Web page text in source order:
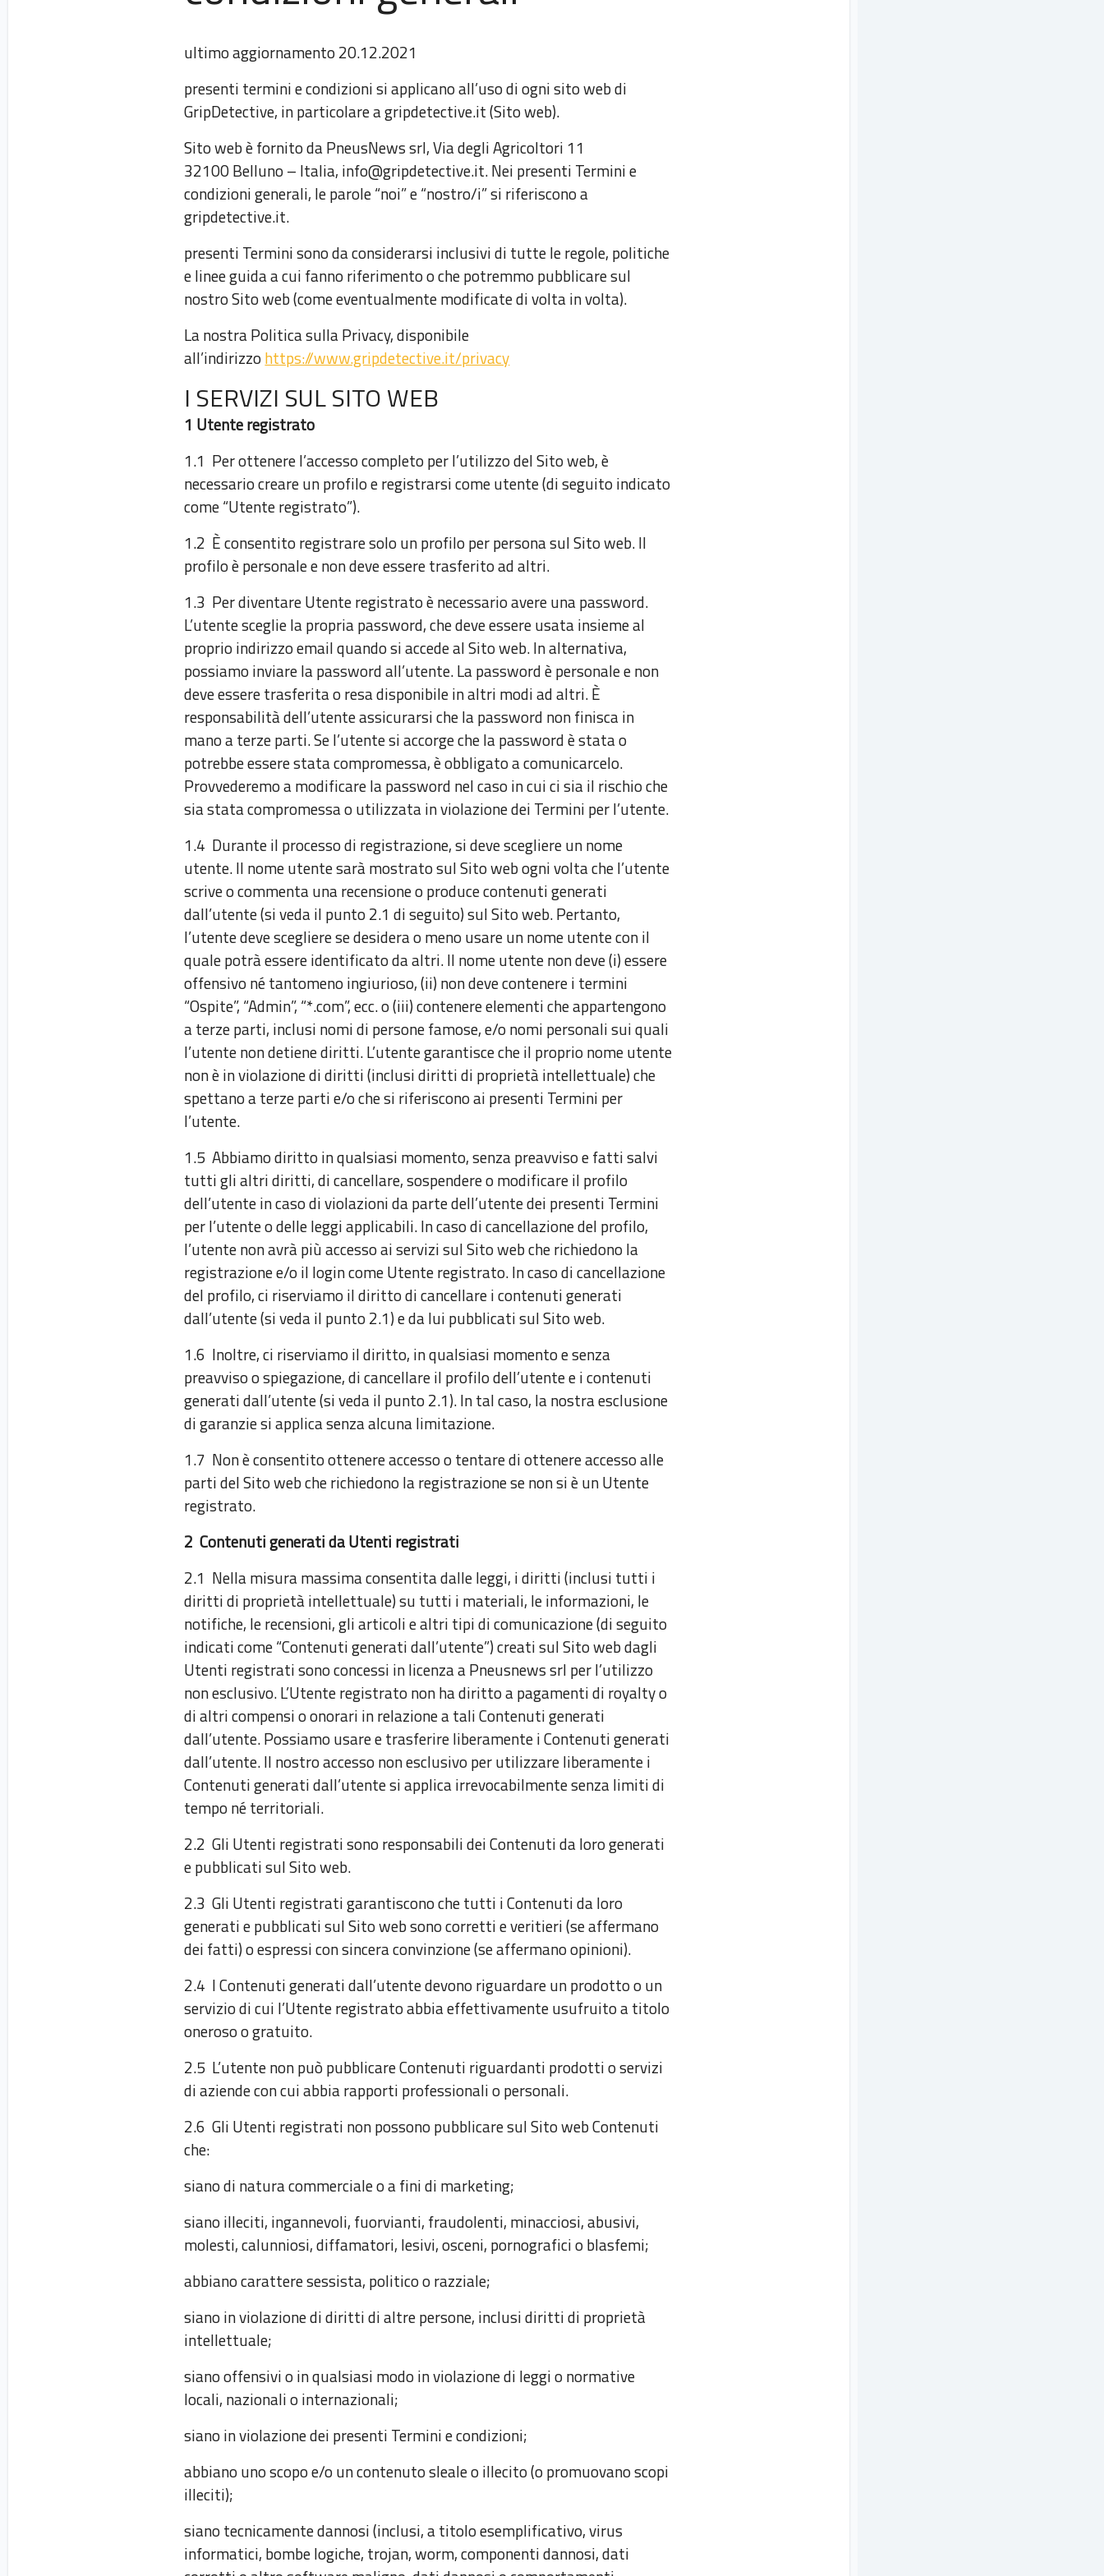
ultimo aggiornamento 20.12.2021
presenti termini e condizioni si applicano all’uso di ogni sito web di
GripDetective, in particolare a gripdetective.it (Sito web).
Sito web è fornito da PneusNews srl, Via degli Agricoltori 11
32100 Belluno – Italia, info@gripdetective.it. Nei presenti Termini e
condizioni generali, le parole “noi” e “nostro/i” si riferiscono a
gripdetective.it.
presenti Termini sono da considerarsi inclusivi di tutte le regole, politiche
e linee guida a cui fanno riferimento o che potremmo pubblicare sul
nostro Sito web (come eventualmente modificate di volta in volta).
La nostra Politica sulla Privacy, disponibile
all’indirizzohttps://www.gripdetective.it/privacy
I SERVIZI SUL SITO WEB
1 Utente registrato
1.1 Per ottenere l’accesso completo per l’utilizzo del Sito web, è
necessario creare un profilo e registrarsi come utente (di seguito indicato
come “Utente registrato”).
1.2 È consentito registrare solo un profilo per persona sul Sito web. Il
profilo è personale e non deve essere trasferito ad altri.
1.3 Per diventare Utente registrato è necessario avere una password.
L’utente sceglie la propria password, che deve essere usata insieme al
proprio indirizzo email quando si accede al Sito web. In alternativa,
possiamo inviare la password all’utente. La password è personale e non
deve essere trasferita o resa disponibile in altri modi ad altri. È
responsabilità dell’utente assicurarsi che la password non finisca in
mano a terze parti. Se l’utente si accorge che la password è stata o
potrebbe essere stata compromessa, è obbligato a comunicarcelo.
Provvederemo a modificare la password nel caso in cui ci sia il rischio che
sia stata compromessa o utilizzata in violazione dei Termini per l’utente.
1.4 Durante il processo di registrazione, si deve scegliere un nome
utente. Il nome utente sarà mostrato sul Sito web ogni volta che l’utente
scrive o commenta una recensione o produce contenuti generati
dall’utente (si veda il punto 2.1 di seguito) sul Sito web. Pertanto,
l’utente deve scegliere se desidera o meno usare un nome utente con il
quale potrà essere identificato da altri. Il nome utente non deve (i) essere
offensivo né tantomeno ingiurioso, (ii) non deve contenere i termini
“Ospite”, “Admin”, “*.com”, ecc. o (iii) contenere elementi che appartengono
a terze parti, inclusi nomi di persone famose, e/o nomi personali sui quali
l’utente non detiene diritti. L’utente garantisce che il proprio nome utente
non è in violazione di diritti (inclusi diritti di proprietà intellettuale) che
spettano a terze parti e/o che si riferiscono ai presenti Termini per
l’utente.
1.5 Abbiamo diritto in qualsiasi momento, senza preavviso e fatti salvi
tutti gli altri diritti, di cancellare, sospendere o modificare il profilo
dell’utente in caso di violazioni da parte dell’utente dei presenti Termini
per l’utente o delle leggi applicabili. In caso di cancellazione del profilo,
l’utente non avrà più accesso ai servizi sul Sito web che richiedono la
registrazione e/o il login come Utente registrato. In caso di cancellazione
del profilo, ci riserviamo il diritto di cancellare i contenuti generati
dall’utente (si veda il punto 2.1) e da lui pubblicati sul Sito web.
1.6 Inoltre, ci riserviamo il diritto, in qualsiasi momento e senza
preavviso o spiegazione, di cancellare il profilo dell’utente e i contenuti
generati dall’utente (si veda il punto 2.1). In tal caso, la nostra esclusione
di garanzie si applica senza alcuna limitazione.
1.7 Non è consentito ottenere accesso o tentare di ottenere accesso alle
parti del Sito web che richiedono la registrazione se non si è un Utente
registrato.
2 Contenuti generati da Utenti registrati
2.1 Nella misura massima consentita dalle leggi, i diritti (inclusi tutti i
diritti di proprietà intellettuale) su tutti i materiali, le informazioni, le
notifiche, le recensioni, gli articoli e altri tipi di comunicazione (di seguito
indicati come “Contenuti generati dall’utente”) creati sul Sito web dagli
Utenti registrati sono concessi in licenza a Pneusnews srl per l’utilizzo
non esclusivo. L’Utente registrato non ha diritto a pagamenti di royalty o
di altri compensi o onorari in relazione a tali Contenuti generati
dall’utente. Possiamo usare e trasferire liberamente i Contenuti generati
dall’utente. Il nostro accesso non esclusivo per utilizzare liberamente i
Contenuti generati dall’utente si applica irrevocabilmente senza limiti di
tempo né territoriali.
2.2 Gli Utenti registrati sono responsabili dei Contenuti da loro generati
e pubblicati sul Sito web.
2.3 Gli Utenti registrati garantiscono che tutti i Contenuti da loro
generati e pubblicati sul Sito web sono corretti e veritieri (se affermano
dei fatti) o espressi con sincera convinzione (se affermano opinioni).
2.4 I Contenuti generati dall’utente devono riguardare un prodotto o un
servizio di cui l’Utente registrato abbia effettivamente usufruito a titolo
oneroso o gratuito.
2.5 L’utente non può pubblicare Contenuti riguardanti prodotti o servizi
di aziende con cui abbia rapporti professionali o personali.
2.6 Gli Utenti registrati non possono pubblicare sul Sito web Contenuti
che:
siano di natura commerciale o a fini di marketing;
siano illeciti, ingannevoli, fuorvianti, fraudolenti, minacciosi, abusivi,
molesti, calunniosi, diffamatori, lesivi, osceni, pornografici o blasfemi;
abbiano carattere sessista, politico o razziale;
siano in violazione di diritti di altre persone, inclusi diritti di proprietà
intellettuale;
siano offensivi o in qualsiasi modo in violazione di leggi o normative
locali, nazionali o internazionali;
siano in violazione dei presenti Termini e condizioni;
abbiano uno scopo e/o un contenuto sleale o illecito (o promuovano scopi
illeciti);
siano tecnicamente dannosi (inclusi, a titolo esemplificativo, virus
informatici, bombe logiche, trojan, worm, componenti dannosi, dati